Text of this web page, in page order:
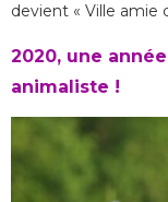
devient « Ville amie
2020, une
animaliste !